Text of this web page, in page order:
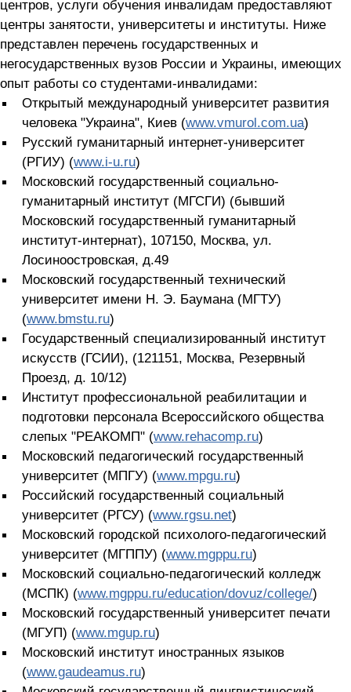
центров, услуги обучения инвалидам предоставляют
центры занятости, университеты и институты. Ниже
представлен перечень государственных и
негосударственных вузов России и Украины, имеющих
опыт работы со студентами-инвалидами:
Открытый международный университет развития
человека "Украина", Киев (www.vmurol.com.ua)
Русский гуманитарный интернет-университет
(РГИУ) (www.i-u.ru)
Московский государственный социально-
гуманитарный институт (МГСГИ) (бывший
Московский государственный гуманитарный
институт-интернат), 107150, Москва, ул.
Лосиноостровская, д.49
Московский государственный технический
университет имени Н. Э. Баумана (МГТУ)
(www.bmstu.ru)
Государственный специализированный институт
искусств (ГСИИ), (121151, Москва, Резервный
Проезд, д. 10/12)
Институт профессиональной реабилитации и
подготовки персонала Всероссийского общества
слепых "РЕАКОМП" (www.rehacomp.ru)
Московский педагогический государственный
университет (МПГУ) (www.mpgu.ru)
Российский государственный социальный
университет (РГСУ) (www.rgsu.net)
Московский городской психолого-педагогический
университет (МГППУ) (www.mgppu.ru)
Московский социально-педагогический колледж
(МСПК) (www.mgppu.ru/education/dovuz/college/)
Московский государственный университет печати
(МГУП) (www.mgup.ru)
Московский институт иностранных языков
(www.gaudeamus.ru)